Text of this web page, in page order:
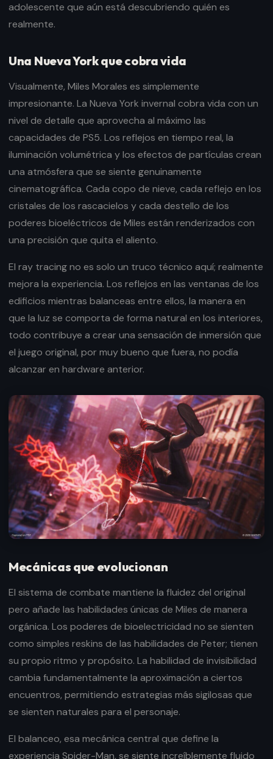
adolescente que aún está descubriendo quién es
realmente.
Una Nueva York que cobra vida
Visualmente, Miles Morales es simplemente
impresionante. La Nueva York invernal cobra vida con un
nivel de detalle que aprovecha al máximo las
capacidades de PS5. Los reflejos en tiempo real, la
iluminación volumétrica y los efectos de partículas crean
una atmósfera que se siente genuinamente
cinematográfica. Cada copo de nieve, cada reflejo en los
cristales de los rascacielos y cada destello de los
poderes bioeléctricos de Miles están renderizados con
una precisión que quita el aliento.
El ray tracing no es solo un truco técnico aquí; realmente
mejora la experiencia. Los reflejos en las ventanas de los
edificios mientras balanceas entre ellos, la manera en
que la luz se comporta de forma natural en los interiores,
todo contribuye a crear una sensación de inmersión que
el juego original, por muy bueno que fuera, no podía
alcanzar en hardware anterior.
Mecánicas que evolucionan
El sistema de combate mantiene la fluidez del original
pero añade las habilidades únicas de Miles de manera
orgánica. Los poderes de bioelectricidad no se sienten
como simples reskins de las habilidades de Peter; tienen
su propio ritmo y propósito. La habilidad de invisibilidad
cambia fundamentalmente la aproximación a ciertos
encuentros, permitiendo estrategias más sigilosas que
se sienten naturales para el personaje.
El balanceo, esa mecánica central que define la
experiencia Spider-Man, se siente increíblemente fluido